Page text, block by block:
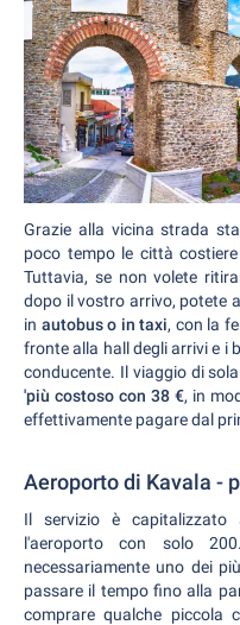
Grazie alla vicina strada
poco tempo le città
Tuttavia, se non volete
dopo il vostro arrivo, potete
in autobus o in taxi, con la
fronte alla hall degli arrivi e i
conducente. Il viaggio di
'più costoso con 38 €, in
effettivamente pagare dal
Aeroporto di Kavala -
Il servizio è capitalizzato
l'aeroporto con solo
necessariamente uno dei
passare il tempo fino alla
comprare qualche piccola